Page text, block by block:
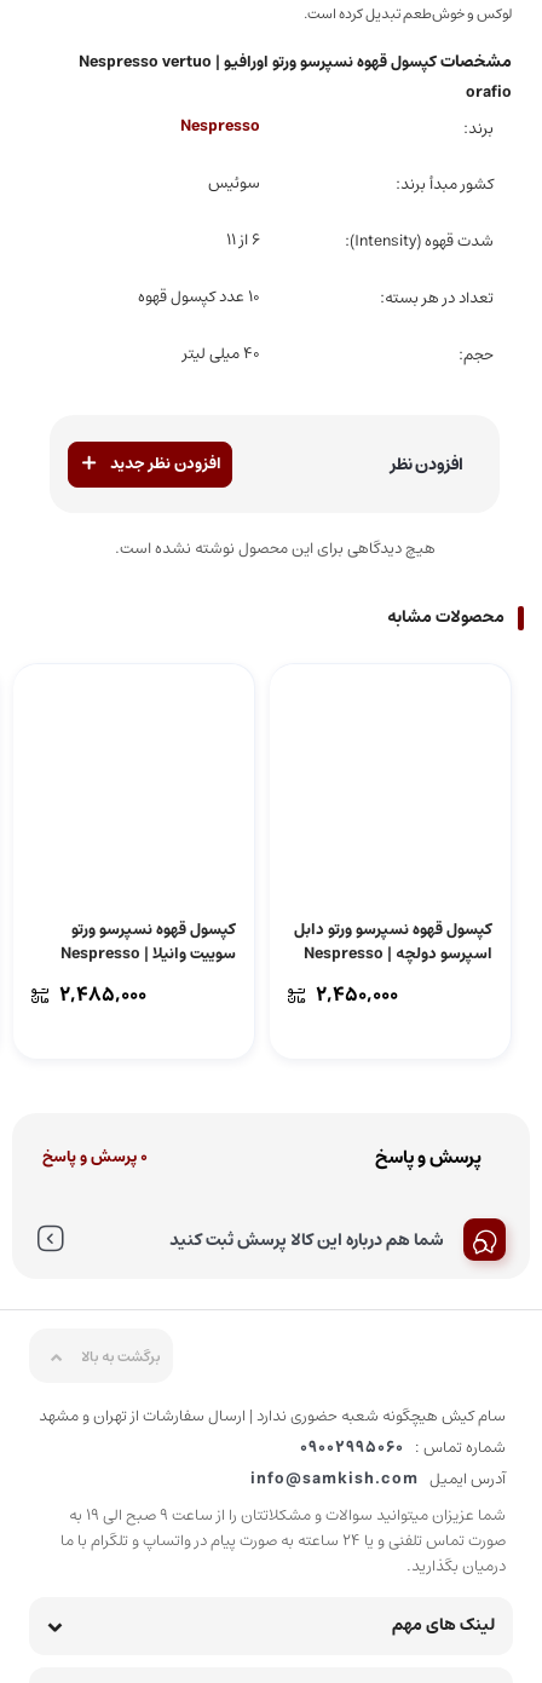
لوکس و خوش‌طعم تبدیل کرده است.
مشخصات
کپسول قهوه نسپرسو ورتو اورافیو | Nespresso vertuo
orafio
برند
Nespresso
کشور مبدأ برند سوئیس
شدت قهوه (Intensity) 6 از 11
تعداد در هر بسته 10 عدد کپسول قهوه
حجم 40 میلی لیتر
افزودن نظر افزودن نظر جدید
هیچ دیدگاهی برای این محصول نوشته نشده است.
محصولات مشابه
کپسول قهوه نسپرسو ورتو دابل
اسپرسو دولچه | Nespresso
2,450,000
کپسول قهوه نسپرسو ورتو
سوییت وانیلا | Nespresso
2,485,000
پرسش و پاسخ 0 پرسش و پاسخ
شما هم درباره این کالا پرسش ثبت کنید
برگشت به بالا
سام کیش هیچگونه شعبه حضوری ندارد | ارسال سفارشات از تهران و مشهد
شماره تماس : 09002995060
آدرس ایمیل info@samkish.com
شما عزیزان میتوانید سوالات و مشکلاتتان را از ساعت 9 صبح الی 19 به
صورت تماس تلفنی و یا 24 ساعته به صورت پیام در واتساپ و تلگرام با ما
درمیان بگذارید.
لینک های مهم